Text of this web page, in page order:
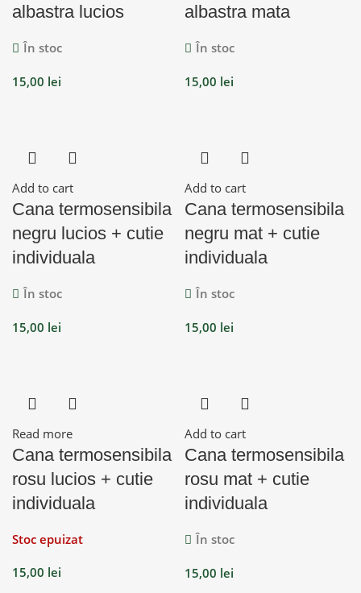
albastra lucios
În stoc
15,00 lei
albastra mata
În stoc
15,00 lei
Add to cart
Cana termosensibila
negru lucios + cutie
individuala
În stoc
15,00 lei
Add to cart
Cana termosensibila
negru mat + cutie
individuala
În stoc
15,00 lei
Read more
Cana termosensibila
rosu lucios + cutie
individuala
Stoc epuizat
15,00 lei
Add to cart
Cana termosensibila
rosu mat + cutie
individuala
În stoc
15,00 lei